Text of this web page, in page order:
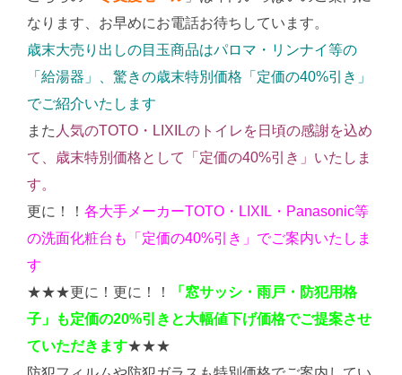
なります、お早めにお電話お待ちしています。
歳末大売り出しの目玉商品はパロマ・リンナイ等の
「給湯器」、驚きの歳末特別価格「定価の40%引き」
でご紹介いたします
また 人気のTOTO・LIXILのトイレを日頃の感謝を込め
て、歳末特別価格として「定価の40%引き」いたしま
す。
更に！！ 各大手メーカーTOTO・LIXIL・Panasonic等
の洗面化粧台も「定価の40%引き」でご案内いたしま
す
★★★更に！更に！！
「窓サッシ・雨戸・防犯用格
子」も定価の20%引きと大幅値下げ価格でご提案させ
ていただきます★★★